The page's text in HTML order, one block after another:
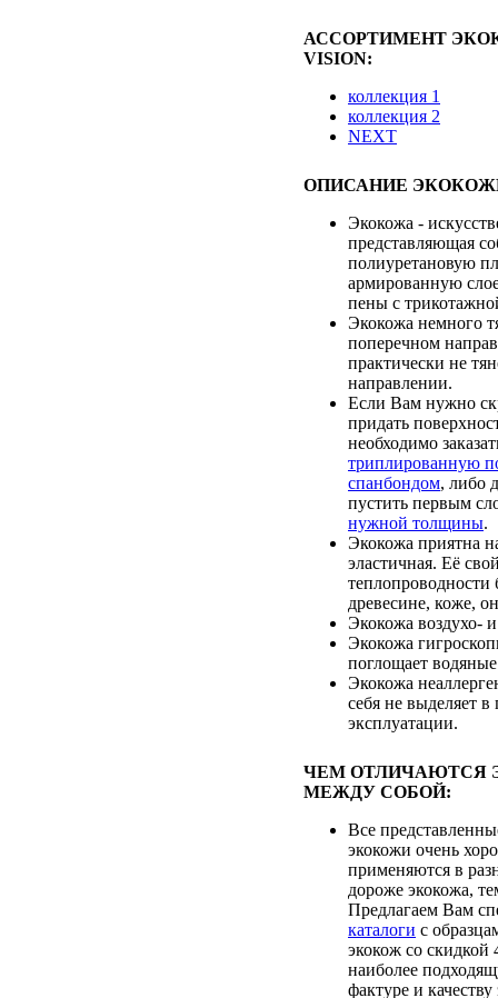
АССОРТИМЕНТ
VISION:
коллекция 1
коллекция 2
NEXT
ОПИСАНИЕ
Экокожа -
представляющая
полиуретановую
армированную
пены с
Экокожа немного
поперечном
практически не
направлении.
Если Вам нужно
придать
необходимо
триплированную
спанбондом, либо
пустить первым
нужной толщины.
Экокожа приятна
эластичная. Её
теплопроводности
древесине, коже,
Экокожа воздухо-
Экокожа
поглощает
Экокожа
себя не выделяет в
эксплуатации.
ЧЕМ ОТЛИЧАЮТСЯ
МЕЖДУ СОБОЙ:
Все
экокожи очень
применяются в
дороже экокожа,
Предлагаем Вам
каталоги с
экокож со скидкой
наиболее
фактуре и